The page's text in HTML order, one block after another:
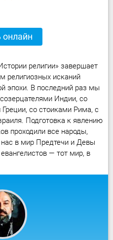
онлайн
религии» завершает
религиозных исканий
эпохи. В последний раз мы
Индии, со
со стоиками Рима, с
Подготовка к явлению
проходили все народы,
нас в мир Предтечи и Девы
— тот мир, в